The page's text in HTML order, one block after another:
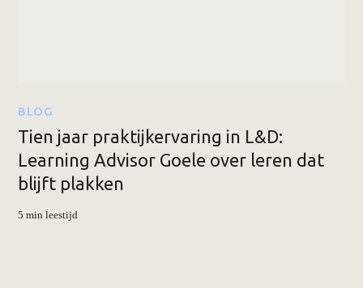
BLOG
Tien jaar praktijkervaring in L&D:
Learning Advisor Goele over leren dat
blijft plakken
5 min leestijd